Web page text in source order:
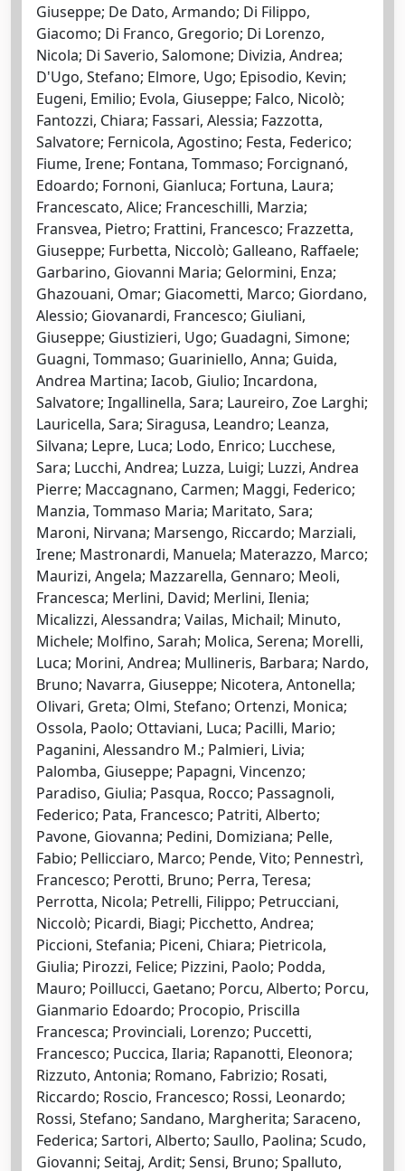
Giuseppe; De Dato, Armando; Di Filippo,
Giacomo; Di Franco, Gregorio; Di Lorenzo,
Nicola; Di Saverio, Salomone; Divizia, Andrea;
D'Ugo, Stefano; Elmore, Ugo; Episodio, Kevin;
Eugeni, Emilio; Evola, Giuseppe; Falco, Nicolò;
Fantozzi, Chiara; Fassari, Alessia; Fazzotta,
Salvatore; Fernicola, Agostino; Festa, Federico;
Fiume, Irene; Fontana, Tommaso; Forcignanó,
Edoardo; Fornoni, Gianluca; Fortuna, Laura;
Francescato, Alice; Franceschilli, Marzia;
Fransvea, Pietro; Frattini, Francesco; Frazzetta,
Giuseppe; Furbetta, Niccolò; Galleano, Raffaele;
Garbarino, Giovanni Maria; Gelormini, Enza;
Ghazouani, Omar; Giacometti, Marco; Giordano,
Alessio; Giovanardi, Francesco; Giuliani,
Giuseppe; Giustizieri, Ugo; Guadagni, Simone;
Guagni, Tommaso; Guariniello, Anna; Guida,
Andrea Martina; Iacob, Giulio; Incardona,
Salvatore; Ingallinella, Sara; Laureiro, Zoe Larghi;
Lauricella, Sara; Siragusa, Leandro; Leanza,
Silvana; Lepre, Luca; Lodo, Enrico; Lucchese,
Sara; Lucchi, Andrea; Luzza, Luigi; Luzzi, Andrea
Pierre; Maccagnano, Carmen; Maggi, Federico;
Manzia, Tommaso Maria; Maritato, Sara;
Maroni, Nirvana; Marsengo, Riccardo; Marziali,
Irene; Mastronardi, Manuela; Materazzo, Marco;
Maurizi, Angela; Mazzarella, Gennaro; Meoli,
Francesca; Merlini, David; Merlini, Ilenia;
Micalizzi, Alessandra; Vailas, Michail; Minuto,
Michele; Molfino, Sarah; Molica, Serena; Morelli,
Luca; Morini, Andrea; Mullineris, Barbara; Nardo,
Bruno; Navarra, Giuseppe; Nicotera, Antonella;
Olivari, Greta; Olmi, Stefano; Ortenzi, Monica;
Ossola, Paolo; Ottaviani, Luca; Pacilli, Mario;
Paganini, Alessandro M.; Palmieri, Livia;
Palomba, Giuseppe; Papagni, Vincenzo;
Paradiso, Giulia; Pasqua, Rocco; Passagnoli,
Federico; Pata, Francesco; Patriti, Alberto;
Pavone, Giovanna; Pedini, Domiziana; Pelle,
Fabio; Pellicciaro, Marco; Pende, Vito; Pennestrì,
Francesco; Perotti, Bruno; Perra, Teresa;
Perrotta, Nicola; Petrelli, Filippo; Petrucciani,
Niccolò; Picardi, Biagi; Picchetto, Andrea;
Piccioni, Stefania; Piceni, Chiara; Pietricola,
Giulia; Pirozzi, Felice; Pizzini, Paolo; Podda,
Mauro; Poillucci, Gaetano; Porcu, Alberto; Porcu,
Gianmario Edoardo; Procopio, Priscilla
Francesca; Provinciali, Lorenzo; Puccetti,
Francesco; Puccica, Ilaria; Rapanotti, Eleonora;
Rizzuto, Antonia; Romano, Fabrizio; Rosati,
Riccardo; Roscio, Francesco; Rossi, Leonardo;
Rossi, Stefano; Sandano, Margherita; Saraceno,
Federica; Sartori, Alberto; Saullo, Paolina; Scudo,
Giovanni; Seitaj, Ardit; Sensi, Bruno; Spalluto,